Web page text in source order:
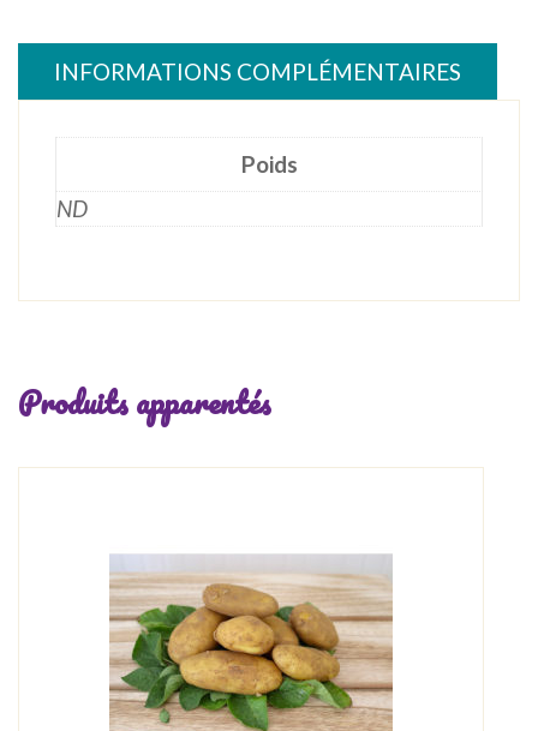
INFORMATIONS COMPLÉMENTAIRES
Poids
ND
Produits apparentés